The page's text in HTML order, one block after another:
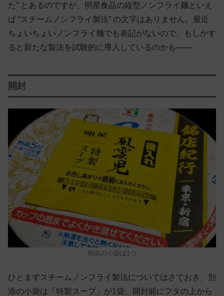
た” とあるのですが、明星食品の縦型ノンフライ麺といえ
ば “スチームノンフライ製法” の文字はありません。最近
ちょいちょいノンフライ麺でも表記がないので、もしかす
ると新たな製法を試験的に導入しているのかも——
開封
別添の小袋は1つ
ひとまずスチームノンフライ製法についてはさておき、別
添の小袋は「特製スープ」が1袋、開封前にフタの上から